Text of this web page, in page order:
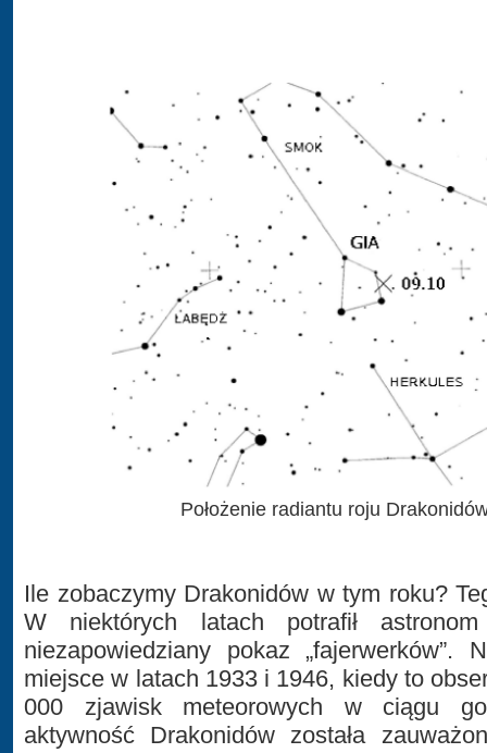
Położenie radiantu roju
Ile zobaczymy Drakonidów w tym roku?
W niektórych latach potrafił
niezapowiedziany pokaz „fajerwerków”.
miejsce w latach 1933 i 1946, kiedy to
000 zjawisk meteorowych w ciągu
aktywność Drakonidów została